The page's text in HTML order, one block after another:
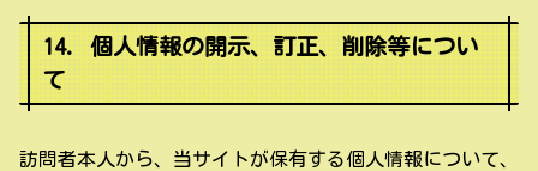
14. 個人情報の開示、訂正、削除等につい
て
訪問者本人から、当サイトが保有する個人情報について、